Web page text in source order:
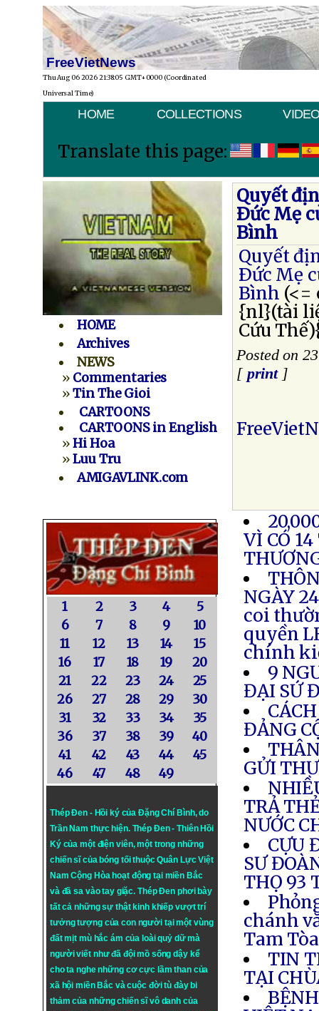
FreeVietNews
Thu Aug 06 2026 21:38:05 GMT+0000 (Coordinated
Universal Time)
HOME COLLECTIONS
Translate this page:
HOME
Archives
NEWS
» Commentaries
»Tin The Gioi
CARTOONS
CARTOONS in English
»Hi Hoa
»Luu Tru
AMIGAVLINK.com
1 2 3 4
5
6
7 8 9
10
11
12 13 14
15
16
17 18 19
20
21
22 23 24
25
26
27 28 29
30
31
32 33 34
35
36
37 38 39
40
41
42 43 44
45
46
47 48 49
Thép Đen - Hồi ký của Đặng Chí Bình, do
Trần Nam thực hiện. Thép Đen- Thiên Hồi
Ký của một điện viên, một trong những
chiến sĩ của bóng tối thuộc Quân Lực Việt
Nam Cộng Hòa hoạt động tại miền Bắc
và đã sa vào tay giặc. Thép Đen phơi bày
tất cả những sự thật kinh khiếp vượt trí
tưởng tượng của con người tại một vùng
đất mịt mù hắc ám của loài quỷ dữ mà
người viết như đã đội mồ sống dậy kể
cho ta nghe những cơ cực lầm than của
xã hội miền Bắc và cuộc đời tù đày bi
thảm của những chiến sĩ vô danh của
Quyết
Ðức Mẹ
Bình
Quyết
Ðức Mẹ
Bình (<=
{nl}(tài
Cứu
Posted on
[ print]
VÌ CÓ
NGÀY
coi
quyền
chính
9
ĐẠI SỨ
ĐẢNG
GỬI
TRẢ
NƯỚC
CỰU
SƯ
THỌ 93
chánh
Tam Tòa
TIN
TẠI